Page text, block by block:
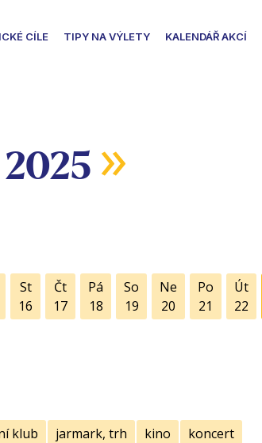
CÍLE TIPY NA VÝLETY KALENDÁŘ AKCÍ
»
St
16
Čt
17
Pá
18
So
19
Ne
20
Po
21
Út
22
klub jarmark, trh kino
koncert